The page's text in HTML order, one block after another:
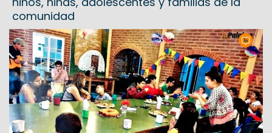
comunidad